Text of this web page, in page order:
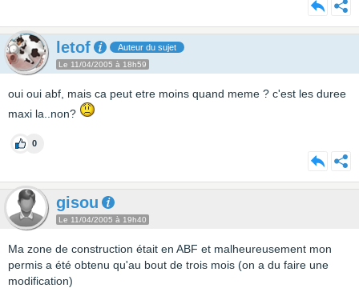
letof Auteur du sujet
Le 11/04/2005 à 18h59
oui oui abf, mais ca peut etre moins quand meme ? c'est les duree
maxi la..non?
0
gisou
Le 11/04/2005 à 19h40
Ma zone de construction était en ABF et malheureusement mon
permis a été obtenu qu'au bout de trois mois (on a du faire une
modification)